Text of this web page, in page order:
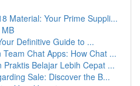
Material: Your Prime Suppli...
Definitive Guide to ...
Chat Apps: How Chat ...
Praktis Belajar Lebih Cepat ...
Sale: Discover the B...